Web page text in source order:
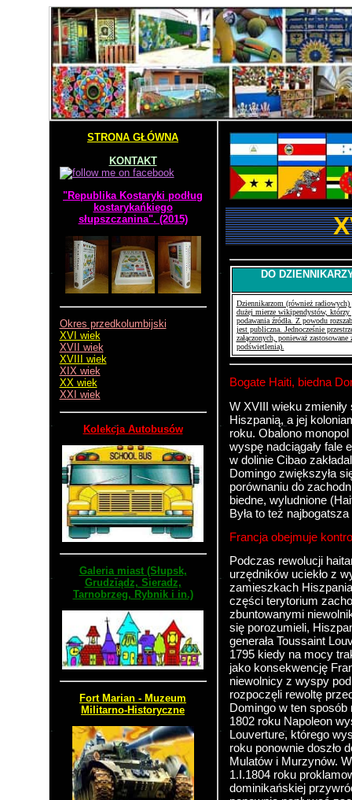
STRONA GŁÓWNA
KONTAKT
"Republika Kostaryki podług
kostarykańkiego
słupszczanina". (2015)
Okres przedkolumbijski
XVI wiek
XVII wiek
XVIII wiek
XIX wiek
XX wiek
XXI wiek
Kolekcja Autobusów
Galeria miast (Słupsk,
Grudziądz, Sieradz,
Tarnobrzeg, Rybnik i in.)
Fort Marian - Muzeum
Militarno-Historyczne
DO
Dziennikarzom (również
dużej mierze wikipendystów, którzy
podawania źródła. Z powodu
jest publiczna. Jednocześnie
załączonych, ponieważ
podświetlenia).
Bogate Haiti, biedna
W XVIII wieku
Hiszpanią, a jej
roku. Obalono
wyspę nadciągały fale
w dolinie Cibao
Domingo zwiększyła
porównaniu do
biedne, wyludnione
Była to też
Francja obejmuje
Podczas rewolucji
urzędników uciekło z
zamieszkach
części terytorium
zbuntowanymi
się porozumieli,
generała Toussaint
1795 kiedy na mocy
jako konsekwencję
niewolnicy z wyspy
rozpoczęli rewoltę
Domingo w ten sposób
1802 roku Napoleon
Louverture, którego
roku ponownie doszło
Mulatów i Murzynów.
1.I.1804 roku
dominikańskiej